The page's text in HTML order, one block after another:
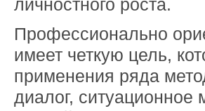
личностного роста.
Профессионально
имеет четкую цель,
применения ряда
диалог,